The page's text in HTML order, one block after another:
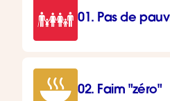
01. Pas de
02. Faim "zéro"